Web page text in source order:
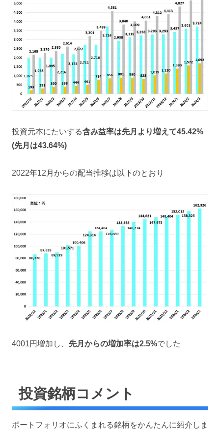
投資元本にたいする含み益率は先月より増えて45.42%
(先月は43.64%)
2022年12月からの配当推移は以下のとおり
4001円増加し、 先月からの増加率は2.5%でした
投資銘柄コメント
ポートフォリオにふくまれる銘柄をかんたんに紹介しま